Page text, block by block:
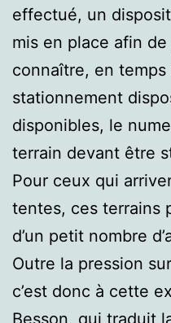
effectué, un
mis en place afin
connaître, en
stationnement
disponibles, le
terrain devant être
Pour ceux qui
tentes, ces terrains
d’un petit nombre
Outre la pression
c’est donc à cette
Besson, qui traduit